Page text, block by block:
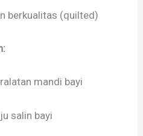
berkualitas (quilted)
mandi bayi
salin bayi